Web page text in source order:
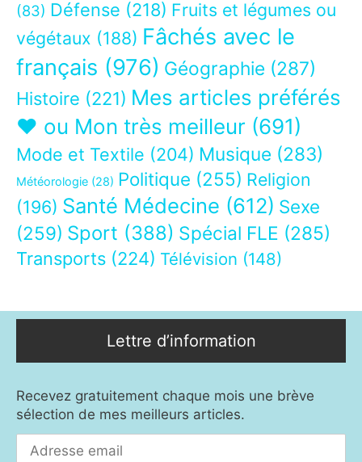
(83) Défense (218) Fruits et légumes ou
végétaux (188) Fâchés avec le
français (976) Géographie (287)
Histoire (221) Mes articles préférés
❤ ou Mon très meilleur (691)
Mode et Textile (204) Musique (283)
Météorologie (28) Politique (255) Religion
(196) Santé Médecine (612) Sexe
(259) Sport (388) Spécial FLE (285)
Transports (224) Télévision (148)
Lettre d’information
Recevez gratuitement chaque mois une brève
sélection de mes meilleurs articles.